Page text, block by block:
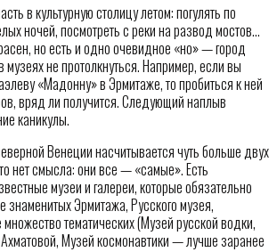
в культурную столицу летом: погулять по
ночей, посмотреть с реки на развод мостов…
но есть и одно очевидное «но» — город
музеях не протолкнуться. Например, если вы
«Мадонну» в Эрмитаже, то пробиться к ней
вряд ли получится. Следующий наплыв
каникулы.
Венеции насчитывается чуть больше двух
нет смысла: они все — «самые». Есть
музеи и галереи, которые обязательно
знаменитых Эрмитажа, Русского музея,
тематических (Музей русской водки,
Музей космонавтики — лучше заранее